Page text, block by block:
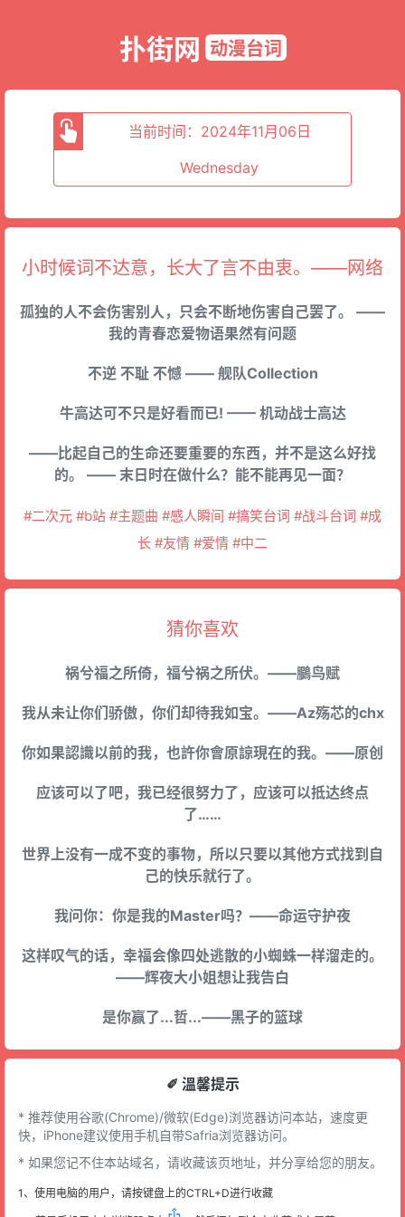
扑街网 动漫台词
当前时间：2024年11月06日
Wednesday
小时候词不达意，长大了言不由衷。——网络
孤独的人不会伤害别人，只会不断地伤害自己罢了。 ——
我的青春恋爱物语果然有问题
不逆 不耻 不憾 —— 舰队Collection
牛高达可不只是好看而已! —— 机动战士高达
——比起自己的生命还要重要的东西，并不是这么好找
的。 —— 末日时在做什么？能不能再见一面？
#二次元 #b站 #主题曲 #感人瞬间 #搞笑台词 #战斗台词 #成
长 #友情 #爱情 #中二
猜你喜欢
祸兮福之所倚，福兮祸之所伏。——鵩鸟赋
我从未让你们骄傲，你们却待我如宝。——Az殇芯的chx
你如果認識以前的我，也許你會原諒現在的我。——原创
应该可以了吧，我已经很努力了，应该可以抵达终点
了……
世界上没有一成不变的事物，所以只要以其他方式找到自
己的快乐就行了。
我问你：你是我的Master吗？——命运守护夜
这样叹气的话，幸福会像四处逃散的小蜘蛛一样溜走的。
——辉夜大小姐想让我告白
是你赢了...哲...——黑子的篮球
✐ 溫馨提示
* 推荐使用谷歌(Chrome)/微软(Edge)浏览器访问本站，速度更
快，iPhone建议使用手机自带Safria浏览器访问。
* 如果您记不住本站域名，请收藏该页地址，并分享给您的朋友。
1、使用电脑的用户，请按键盘上的CTRL+D进行收藏